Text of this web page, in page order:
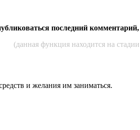
последний
(данная функция находится на
и же­лания им за­нимать­ся.